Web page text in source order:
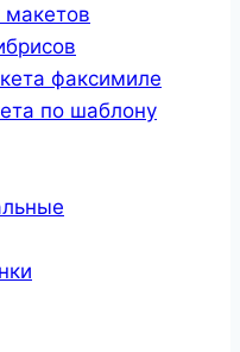
факсимиле
по шаблону